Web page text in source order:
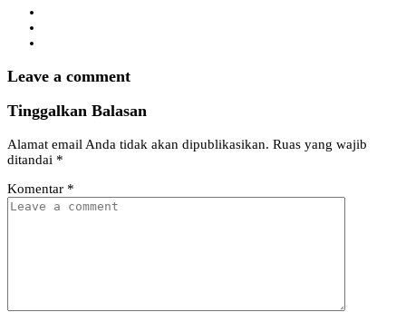
Leave a comment
Tinggalkan Balasan
Alamat email Anda tidak akan dipublikasikan. Ruas yang wajib
ditandai *
Komentar *